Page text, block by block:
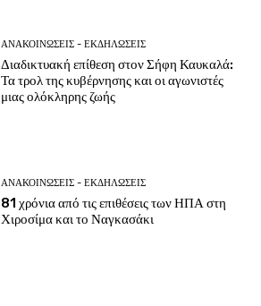
ΑΝΑΚΟΙΝΩΣΕΙΣ - ΕΚΔΗΛΩΣΕΙΣ
Διαδικτυακή επίθεση στον Σήφη Καυκαλά:
Τα τρολ της κυβέρνησης και οι αγωνιστές
μιας ολόκληρης ζωής
ΑΝΑΚΟΙΝΩΣΕΙΣ - ΕΚΔΗΛΩΣΕΙΣ
81 χρόνια από τις επιθέσεις των ΗΠΑ στη
Χιροσίμα και το Ναγκασάκι